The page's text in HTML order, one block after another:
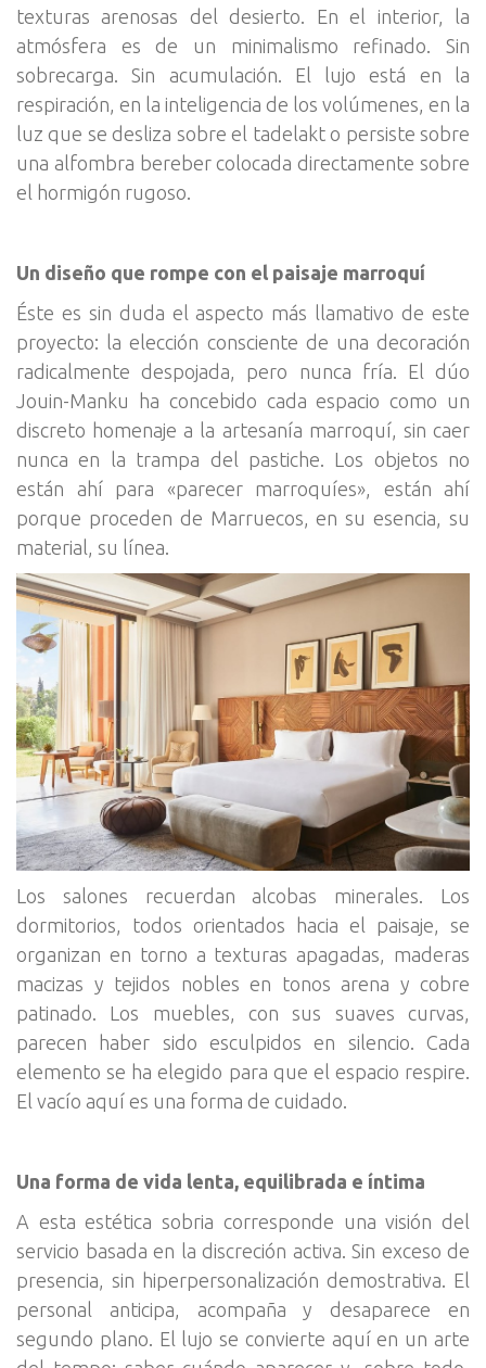
texturas arenosas del desierto. En el interior, la
atmósfera es de un minimalismo refinado. Sin
sobrecarga. Sin acumulación. El lujo está en la
respiración, en la inteligencia de los volúmenes, en la
luz que se desliza sobre el tadelakt o persiste sobre
una alfombra bereber colocada directamente sobre
el hormigón rugoso.
Un diseño que rompe con el paisaje marroquí
Éste es sin duda el aspecto más llamativo de este
proyecto: la elección consciente de una decoración
radicalmente despojada, pero nunca fría. El dúo
Jouin-Manku ha concebido cada espacio como un
discreto homenaje a la artesanía marroquí, sin caer
nunca en la trampa del pastiche. Los objetos no
están ahí para «parecer marroquíes», están ahí
porque proceden de Marruecos, en su esencia, su
material, su línea.
Los salones recuerdan alcobas minerales. Los
dormitorios, todos orientados hacia el paisaje, se
organizan en torno a texturas apagadas, maderas
macizas y tejidos nobles en tonos arena y cobre
patinado. Los muebles, con sus suaves curvas,
parecen haber sido esculpidos en silencio. Cada
elemento se ha elegido para que el espacio respire.
El vacío aquí es una forma de cuidado.
Una forma de vida lenta, equilibrada e íntima
A esta estética sobria corresponde una visión del
servicio basada en la discreción activa. Sin exceso de
presencia, sin hiperpersonalización demostrativa. El
personal anticipa, acompaña y desaparece en
segundo plano. El lujo se convierte aquí en un arte